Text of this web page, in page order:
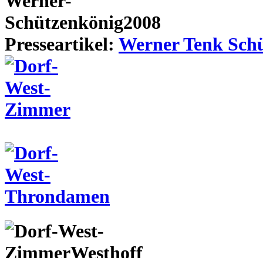
Presseartikel: Werner Tenk